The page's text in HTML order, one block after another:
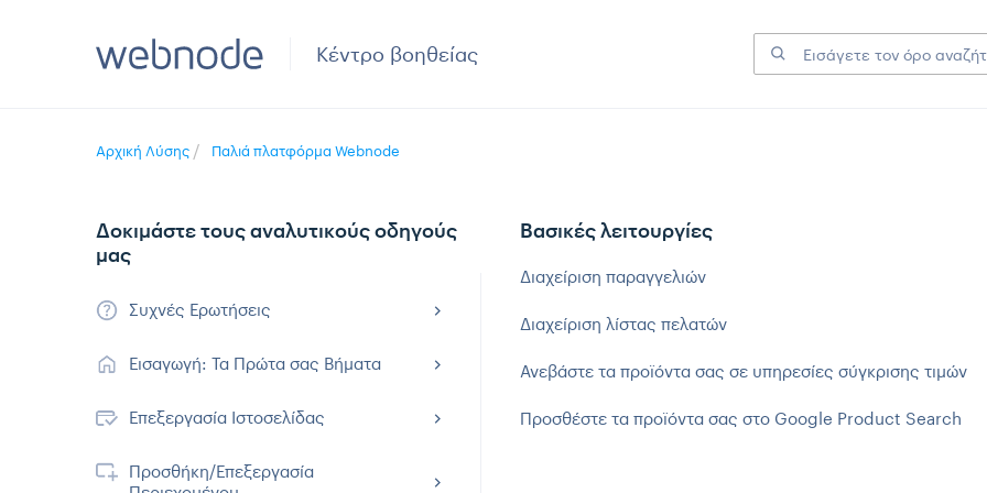
Κέντρο βοηθείας
Αρχική Λύσης Παλιά πλατφόρμα Webnode
Βασικές λειτουργίες
Διαχείριση παραγγελιών
Διαχείριση λίστας πελατών
Ανεβάστε τα προϊόντα σας σε υπηρεσίες σύγκρισης τιμών
Προσθέστε τα προϊόντα σας στο Google Product Search
Δοκιμάστε τους αναλυτικούς οδηγούς
μας
Συχνές Ερωτήσεις
Εισαγωγή: Τα Πρώτα σας Βήματα
Επεξεργασία Ιστοσελίδας
Προσθήκη/Επεξεργασία